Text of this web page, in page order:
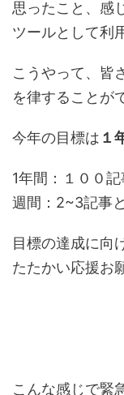
思ったこと、感
ツールとして利
こうやって、皆
を律することが
今年の目標は １
1年間：１００
週間：2~3記事
目標の達成に向
たたかい応援お
こんな感じで緊